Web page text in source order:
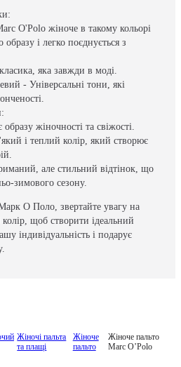
O'Polo жіноче в такому кольорі
образу і легко поєднується з
яка завжди в моді.
- Універсальні тони, які
жіночності та свіжості.
і теплий колір, який створює
але стильний відтінок, що
зимового сезону.
О Поло, звертайте увагу на
щоб створити ідеальний
індивідуальність і подарує
Жіночі пальта
та плащі
Жіноче
пальто
Жіноче пальто
Marc O’Polo